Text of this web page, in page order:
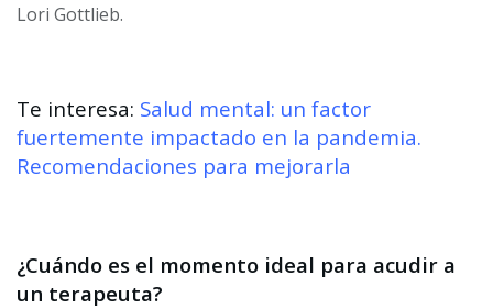
Lori Gottlieb.
Te interesa: Salud mental: un factor
fuertemente impactado en la pandemia.
Recomendaciones para mejorarla
¿Cuándo es el momento ideal para acudir a
un terapeuta?